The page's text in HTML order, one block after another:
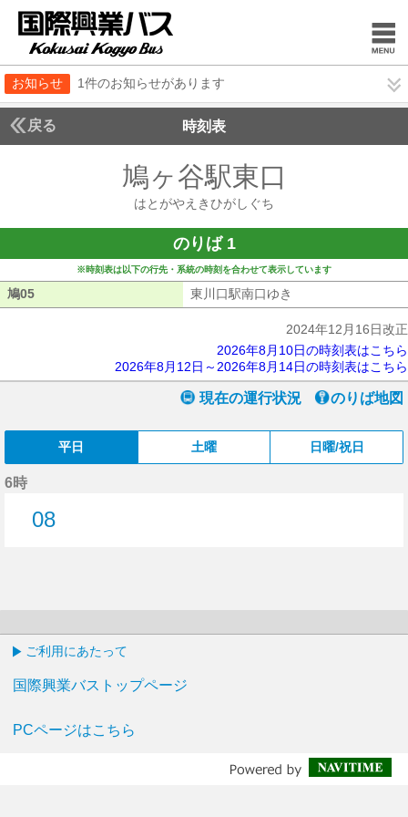
お知らせ 1件のお知らせがあります
戻る 時刻表
鳩ヶ谷駅東口
はとがやえきひがしぐち
のりば 1
※時刻表は以下の行先・系統の時刻を合わせて表示しています
鳩05 東川口駅南口ゆき
2024年12月16日改正
2026年8月10日の時刻表はこちら
2026年8月12日～2026年8月14日の時刻表はこちら
現在の運行状況 のりば地図
平日 土曜 日曜/祝日
6時
08
ご利用にあたって
国際興業バストップページ
PCページはこちら